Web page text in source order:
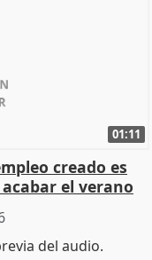
01:11
creado es
el verano